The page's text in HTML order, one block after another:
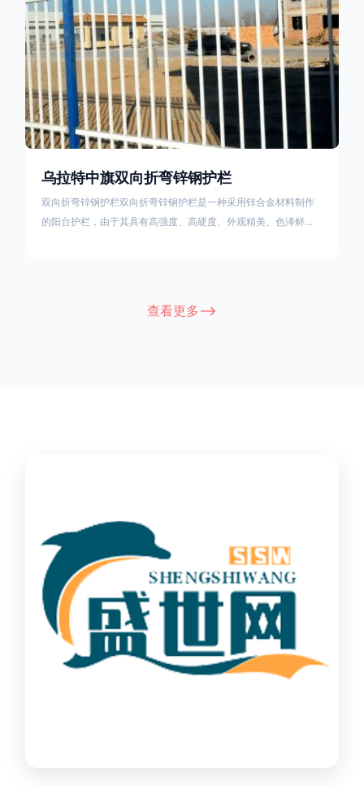
乌拉特中旗双向折弯锌钢护栏
双向折弯锌钢护栏双向折弯锌钢护栏是一种采用锌合金材料制作
的阳台护栏，由于其具有高强度、高硬度、外观精美、色泽鲜艳
或者咨询厂家客服以获取更准确的信息。
查看更多-->